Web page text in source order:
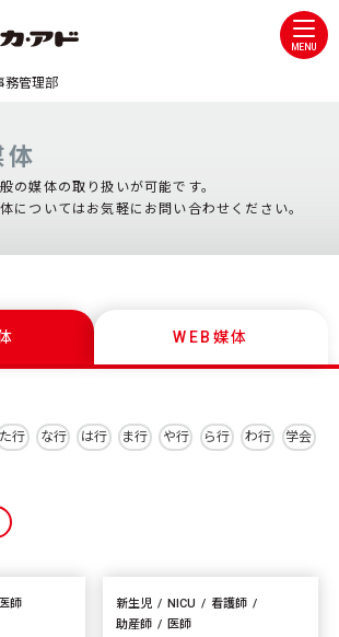
MENU
務管理部
体
の媒体の取り扱いが可能です。
についてはお気軽にお問い合わせください。
WEB媒体
た行 な行 は行 ま行 や行 ら行 わ行 学会
医師 新生児 NICU
看護師
助産師
医師